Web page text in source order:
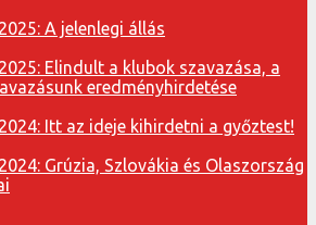
A jelenlegi állás
Elindult a klubok szavazása, a
eredményhirdetése
Itt az ideje kihirdetni a győztest!
Grúzia, Szlovákia és Olaszország